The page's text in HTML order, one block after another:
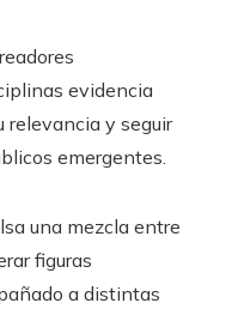
evidencia
relevancia y seguir
emergentes.
una mezcla entre
figuras
a distintas